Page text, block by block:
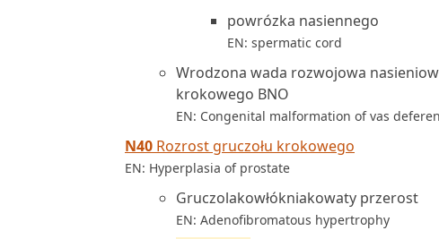
powrózka nasiennego
EN: spermatic cord
Wrodzona wada rozwojowa
krokowego BNO
EN: Congenital malformation of vas
N40 Rozrost gruczołu krokowego
EN: Hyperplasia of prostate
Gruczolakowłókniakowaty przerost
EN: Adenofibromatous hypertrophy